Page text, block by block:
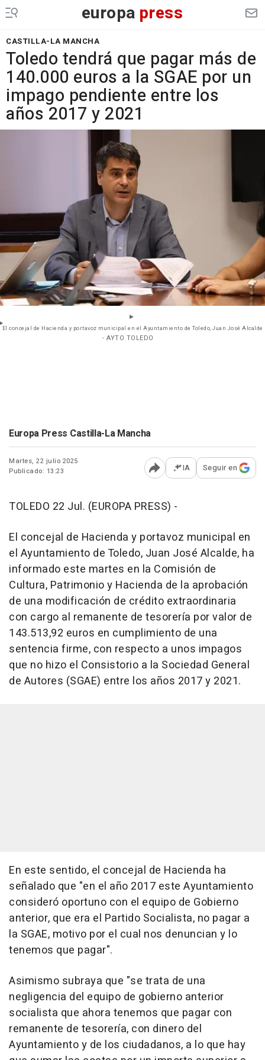
europa press
CASTILLA-LA MANCHA
Toledo tendrá que pagar más de
140.000 euros a la SGAE por un
impago pendiente entre los
años 2017 y 2021
El concejal de Hacienda y portavoz municipal en el Ayuntamiento de Toledo, Juan José Alcalde
- AYTO TOLEDO
Europa Press Castilla-La Mancha
Martes, 22 julio 2025
Publicado: 13:23
Abrir opciones para
IA Seguir en
TOLEDO 22 Jul. (EUROPA PRESS) -
El concejal de Hacienda y portavoz municipal en
el Ayuntamiento de Toledo, Juan José Alcalde, ha
informado este martes en la Comisión de
Cultura, Patrimonio y Hacienda de la aprobación
de una modificación de crédito extraordinaria
con cargo al remanente de tesorería por valor de
143.513,92 euros en cumplimiento de una
sentencia firme, con respecto a unos impagos
que no hizo el Consistorio a la Sociedad General
de Autores (SGAE) entre los años 2017 y 2021.
En este sentido, el concejal de Hacienda ha
señalado que "en el año 2017 este Ayuntamiento
consideró oportuno con el equipo de Gobierno
anterior, que era el Partido Socialista, no pagar a
la SGAE, motivo por el cual nos denuncian y lo
tenemos que pagar".
Asimismo subraya que "se trata de una
negligencia del equipo de gobierno anterior
socialista que ahora tenemos que pagar con
remanente de tesorería, con dinero del
Ayuntamiento y de los ciudadanos, a lo que hay